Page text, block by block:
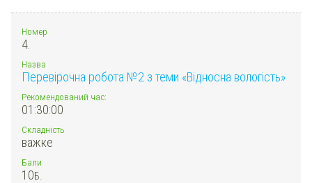
Номер
4.
Назва
Перевірочна робота №2 з теми «Відносна вологість»
Рекомендований час:
01:30:00
Складність
важке
Бали
10Б.